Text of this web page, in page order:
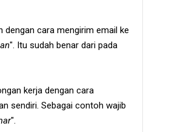
dengan cara mengirim email ke
". Itu sudah benar dari pada
kerja dengan cara
sendiri. Sebagai contoh wajib
".